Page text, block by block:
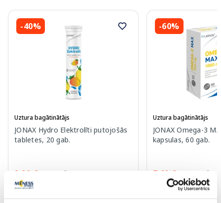
-40%
Uztura bagātinātājs
JONAX Hydro Elektrolīti putojošās
tabletes, 20 gab.
2.99 €
Pirkt
-60%
Uztura bagātinātājs
JONAX Omega-3
kapsulas, 60 gab.
7.60 €